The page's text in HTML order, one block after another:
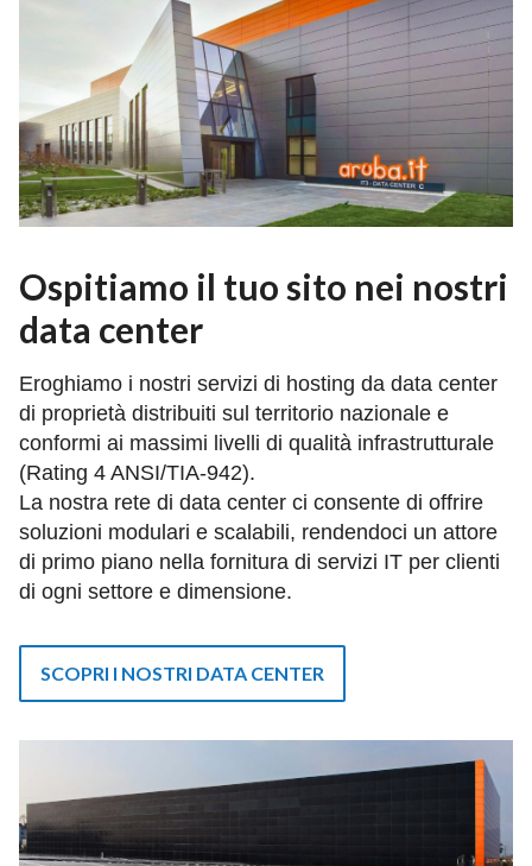
Ospitiamo il tuo sito nei nostri
data center
Eroghiamo i nostri servizi di hosting da data center
di proprietà distribuiti sul territorio nazionale e
conformi ai massimi livelli di qualità infrastrutturale
(Rating 4 ANSI/TIA-942).
La nostra rete di data center ci consente di offrire
soluzioni modulari e scalabili, rendendoci un attore
di primo piano nella fornitura di servizi IT per clienti
di ogni settore e dimensione.
SCOPRI I NOSTRI DATA CENTER